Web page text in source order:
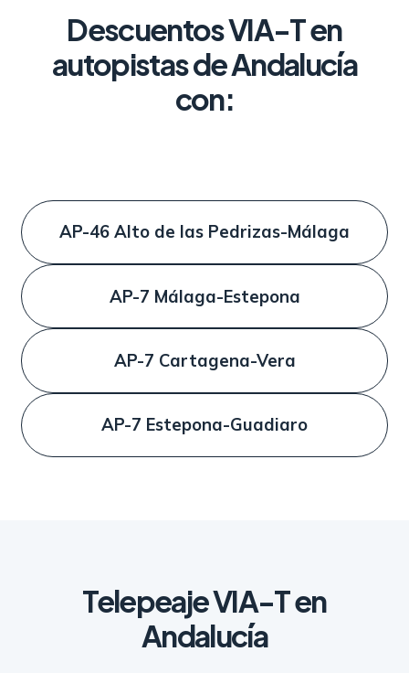
Descuentos VIA-T en
autopistas de Andalucía
con:
AP-46 Alto de las Pedrizas-Málaga
AP-7 Málaga-Estepona
AP-7 Cartagena-Vera
AP-7 Estepona-Guadiaro
Telepeaje VIA-T en
Andalucía